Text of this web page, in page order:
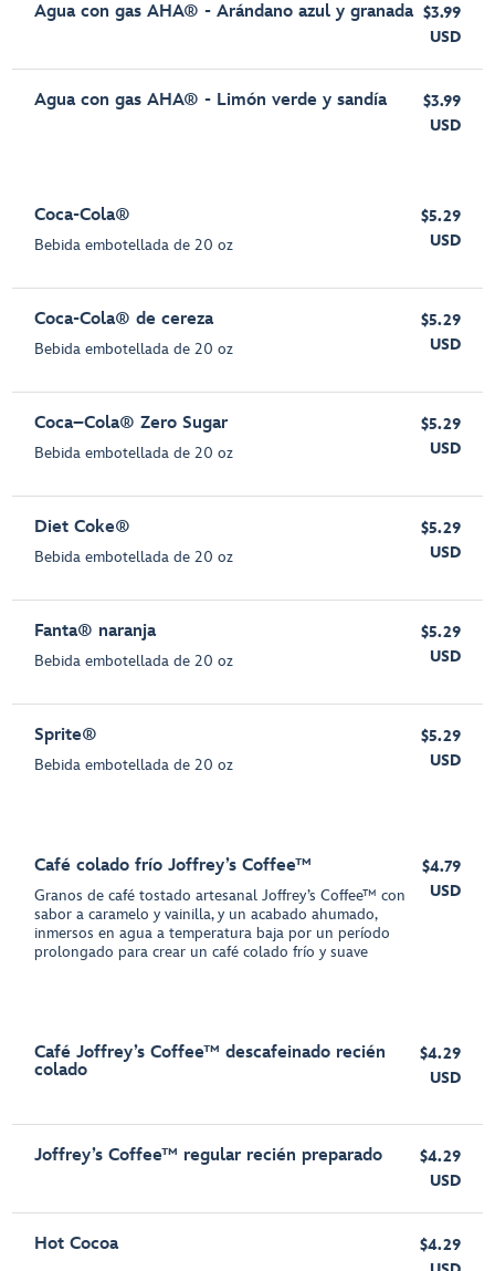
Agua con gas AHA® - Arándano azul y granada $3.99
USD
Agua con gas AHA® - Limón verde y sandía
$3.99
USD
Coca-Cola®
Bebida embotellada de 20 oz
$5.29
USD
Coca-Cola® de cereza
Bebida embotellada de 20 oz
$5.29
USD
Coca–Cola® Zero Sugar
Bebida embotellada de 20 oz
$5.29
USD
Diet Coke®
Bebida embotellada de 20 oz
$5.29
USD
Fanta® naranja
Bebida embotellada de 20 oz
$5.29
USD
Sprite®
Bebida embotellada de 20 oz
$5.29
USD
Café colado frío Joffrey’s Coffee™
Granos de café tostado artesanal Joffrey’s Coffee™ con
sabor a caramelo y vainilla, y un acabado ahumado,
inmersos en agua a temperatura baja por un período
prolongado para crear un café colado frío y suave
$4.79
USD
Café Joffrey’s Coffee™ descafeinado recién
colado
$4.29
USD
Joffrey’s Coffee™ regular recién preparado
$4.29
USD
Hot Cocoa
$4.29